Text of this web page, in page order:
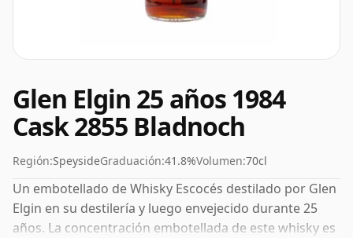
Glen Elgin 25 años 1984
Cask 2855 Bladnoch
Región:SpeysideGraduación:41.8%Volumen:70cl
Un embotellado de Whisky Escocés destilado por Glen
Elgin en su destilería y luego envejecido durante 25
años. La concentración embotellada de este whisky es